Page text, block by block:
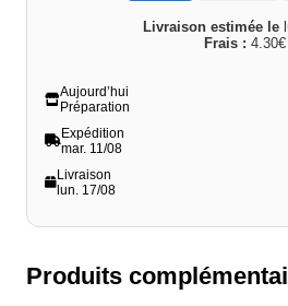
Livraison estimée le
Frais : 4.30€
Aujourd’hui
Préparation
Expédition
mar. 11/08
Livraison
lun. 17/08
Produits